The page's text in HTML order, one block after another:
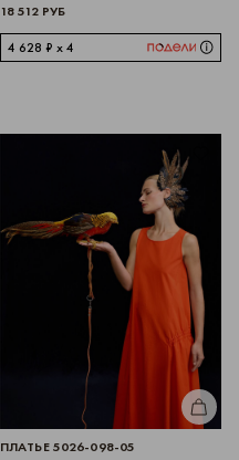
18 512 РУБ
4 628 ₽ x 4
КУПИТЬ
ПЛАТЬЕ 5026-098-05